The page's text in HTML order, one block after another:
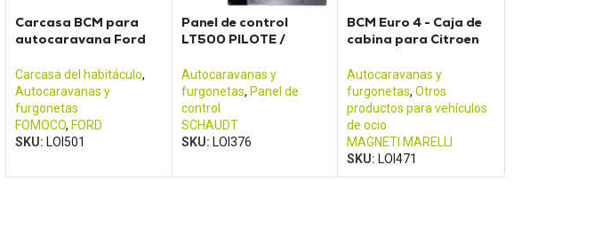
Carcasa BCM para
autocaravana Ford
Carcasa del habitáculo,
Autocaravanas y
furgonetas
FOMOCO, FORD
SKU: LOI501
Panel de control
LT500 PILOTE /
Autocaravanas y
furgonetas, Panel de
control
SCHAUDT
SKU: LOI376
BCM Euro 4 - Caja de
cabina para Citroen
Renault Boxer
Autocaravanas y
furgonetas, Otros
productos para vehículos
de ocio
MAGNETI MARELLI
SKU: LOI471